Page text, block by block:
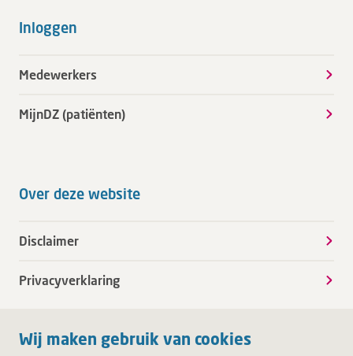
Wij maken gebruik van cookies
Inloggen
Medewerkers
MijnDZ (patiënten)
Over deze website
Disclaimer
Privacyverklaring